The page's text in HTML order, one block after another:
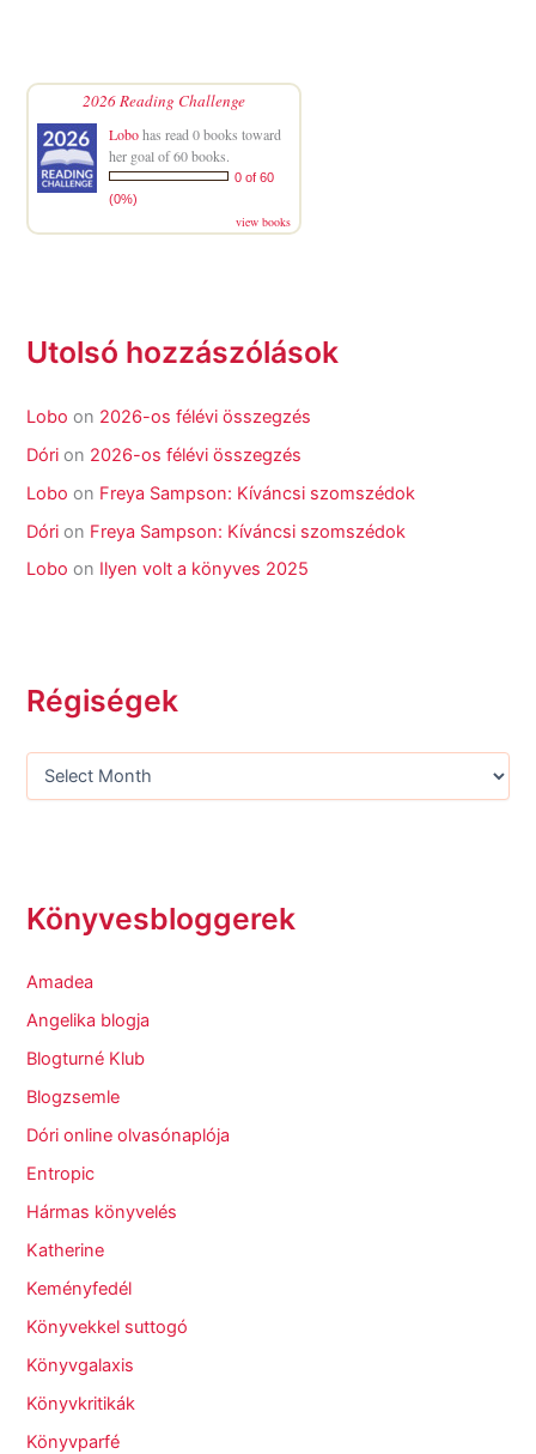
2026 Reading Challenge
Lobohas read 0 books toward
her goal of 60 books.
0 of 60
(0%)
view books
Utolsó hozzászólások
Lobo on 2026-os félévi összegzés
Dóri on 2026-os félévi összegzés
Lobo on Freya Sampson: Kíváncsi szomszédok
Dóri on Freya Sampson: Kíváncsi szomszédok
Lobo on Ilyen volt a könyves 2025
Régiségek
Könyvesbloggerek
Amadea
Angelika blogja
Blogturné Klub
Blogzsemle
Dóri online olvasónaplója
Entropic
Hármas könyvelés
Katherine
Keményfedél
Könyvekkel suttogó
Könyvgalaxis
Könyvkritikák
Könyvparfé